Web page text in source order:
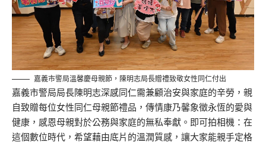
嘉義市警局溫馨慶母親節，陳明志局長贈禮致敬女性同仁付出
嘉義市警局局長陳明志深感同仁需兼顧治安與家庭的辛勞，親
自致贈每位女性同仁母親節禮品，傳情康乃馨象徵永恆的愛與
健康，感恩母親對於公務與家庭的無私奉獻。即可拍相機：在
這個數位時代，希望藉由底片的溫潤質感，讓大家能親手定格